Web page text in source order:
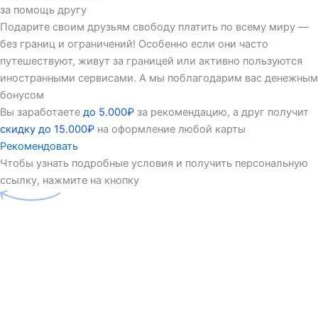
за помощь другу
Подарите своим друзьям свободу платить по всему миру —
без границ и ограничений! Особенно если они часто
путешествуют, живут за границей или активно пользуются
иностранными сервисами. А мы поблагодарим вас денежным
бонусом
Вы заработаете до 5.000₽ за рекомендацию, а друг получит
скидку до 15.000₽ на оформление любой карты
Рекомендовать
Чтобы узнать подробные условия и получить персональную
ссылку, нажмите на кнопку